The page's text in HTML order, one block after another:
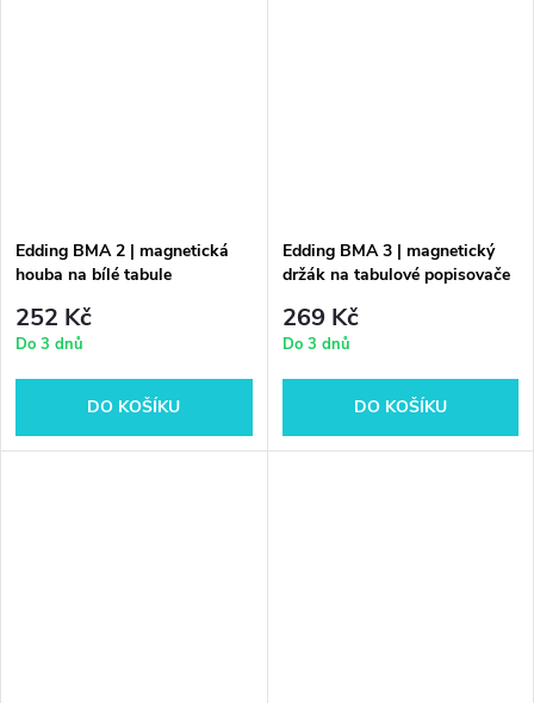
Edding BMA 2 | magnetická
houba na bílé tabule
252 Kč
Do 3 dnů
DO KOŠÍKU
Edding BMA 3 | magnetický
držák na tabulové popisovače
269 Kč
Do 3 dnů
DO KOŠÍKU